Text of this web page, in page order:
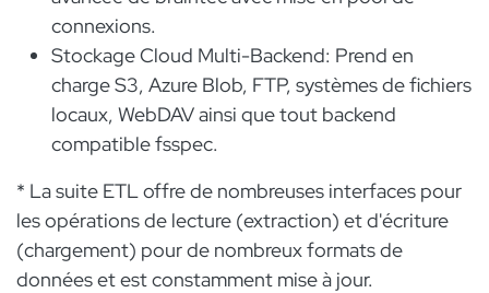
connexions.
Stockage Cloud Multi-Backend: Prend en
charge S3, Azure Blob, FTP, systèmes de fichiers
locaux, WebDAV ainsi que tout backend
compatible fsspec.
* La suite ETL offre de nombreuses interfaces pour
les opérations de lecture (extraction) et d'écriture
(chargement) pour de nombreux formats de
données et est constamment mise à jour.